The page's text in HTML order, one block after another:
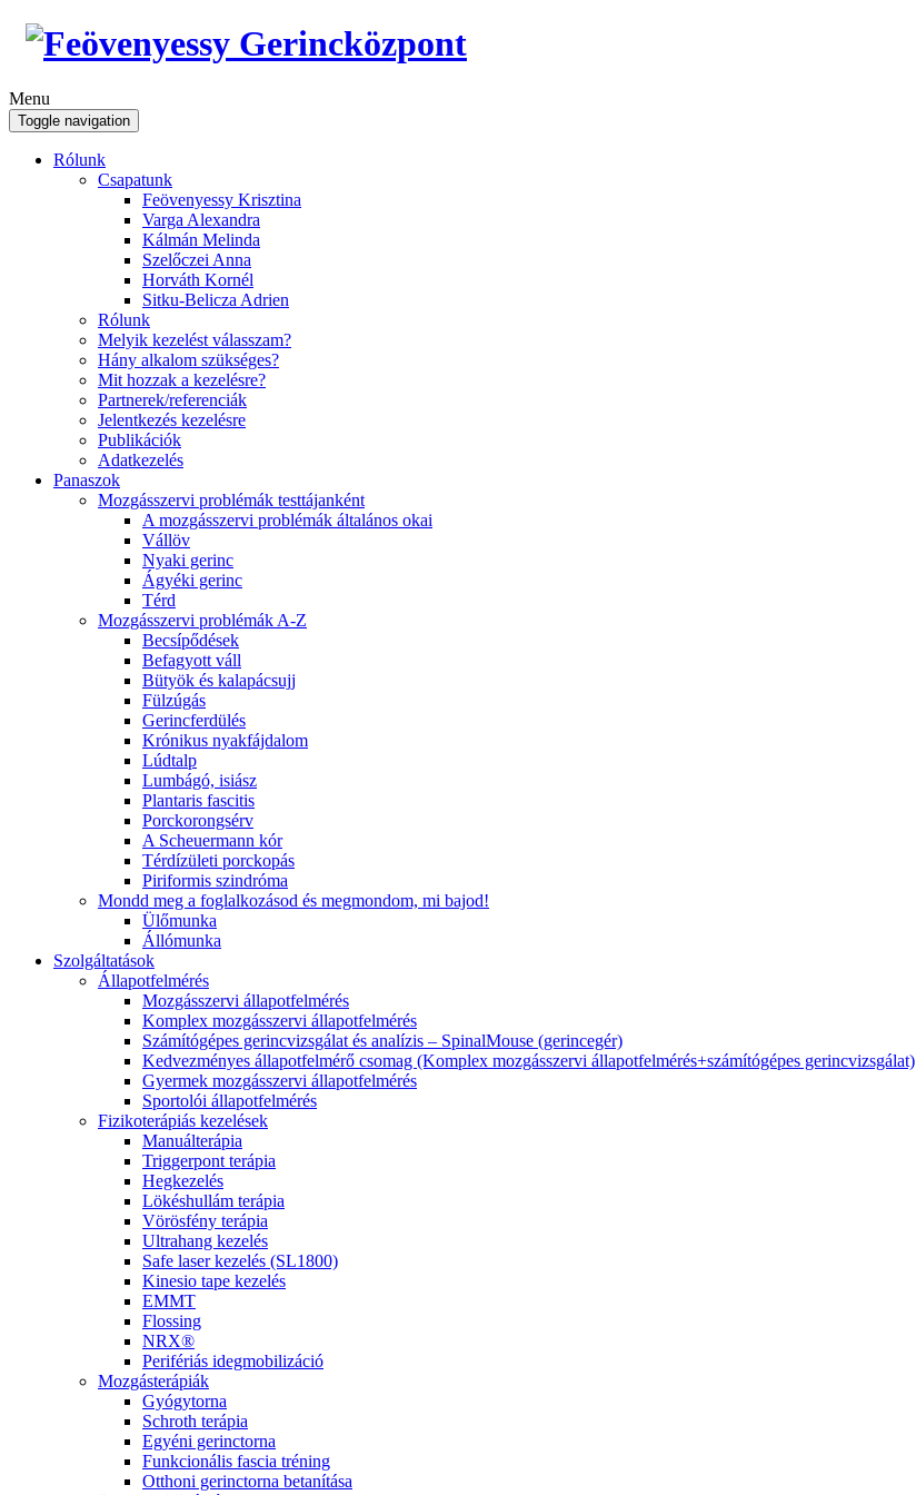
Menu
Toggle navigation
Rólunk
Csapatunk
Feövenyessy Krisztina
Varga Alexandra
Kálmán Melinda
Szelőczei Anna
Horváth Kornél
Sitku-Belicza Adrien
Rólunk
Melyik kezelést válasszam?
Hány alkalom szükséges?
Mit hozzak a kezelésre?
Partnerek/referenciák
Jelentkezés kezelésre
Publikációk
Adatkezelés
Panaszok
Mozgásszervi problémák testtájanként
A mozgásszervi problémák általános okai
Vállöv
Nyaki gerinc
Ágyéki gerinc
Térd
Mozgásszervi problémák A-Z
Becsípődések
Befagyott váll
Bütyök és kalapácsujj
Fülzúgás
Gerincferdülés
Krónikus nyakfájdalom
Lúdtalp
Lumbágó, isiász
Plantaris fascitis
Porckorongsérv
A Scheuermann kór
Térdízületi porckopás
Piriformis szindróma
Mondd meg a foglalkozásod és megmondom, mi bajod!
Ülőmunka
Állómunka
Szolgáltatások
Állapotfelmérés
Mozgásszervi állapotfelmérés
Komplex mozgásszervi állapotfelmérés
Számítógépes gerincvizsgálat és analízis – SpinalMouse (gerincegér)
Kedvezményes állapotfelmérő csomag (Komplex mozgásszervi állapotfelmérés+számítógépes gerincvizsgálat)
Gyermek mozgásszervi állapotfelmérés
Sportolói állapotfelmérés
Fizikoterápiás kezelések
Manuálterápia
Triggerpont terápia
Hegkezelés
Lökéshullám terápia
Vörösfény terápia
Ultrahang kezelés
Safe laser kezelés (SL1800)
Kinesio tape kezelés
EMMT
Flossing
NRX®
Perifériás idegmobilizáció
Mozgásterápiák
Gyógytorna
Schroth terápia
Egyéni gerinctorna
Funkcionális fascia tréning
Otthoni gerinctorna betanítása